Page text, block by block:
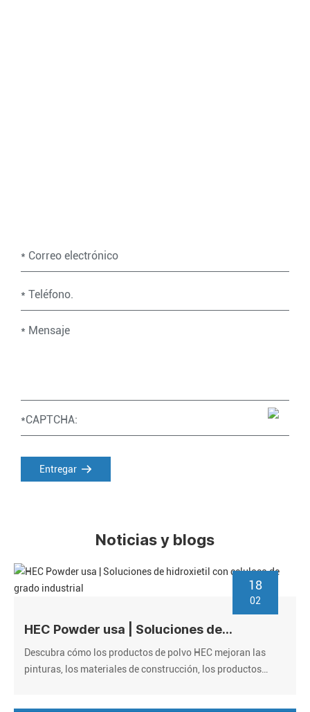
Entregar
Noticias y blogs
18
02
HEC Powder usa | Soluciones de
hidroxietil con celulosa de grado
industrial
Descubra cómo los productos de polvo HEC mejoran las
pinturas, los materiales de construcción, los productos